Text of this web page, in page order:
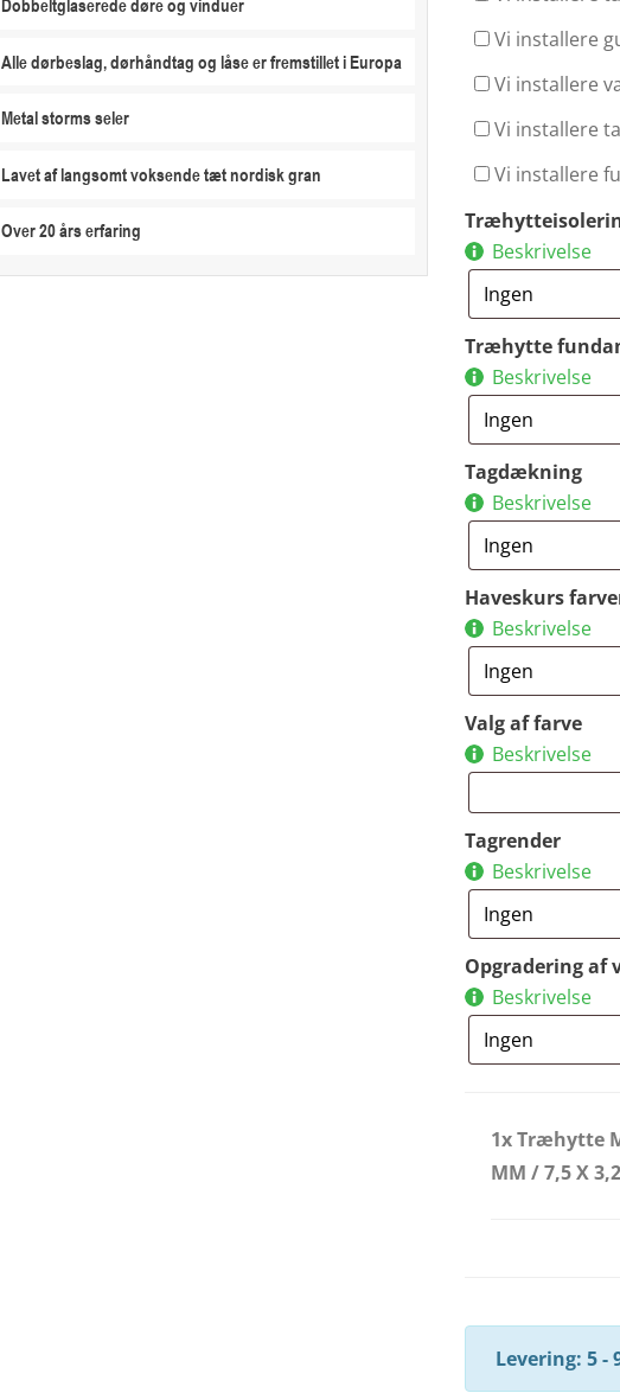
Dobbeltglaserede døre og vinduer
Alle dørbeslag, dørhåndtag og låse er fremstillet i Europa
Metal storms seler
Lavet af langsomt voksende tæt nordisk gran
Over 20 års erfaring
Vi installere
Vi installere
Vi installere
Vi installere
Beskrivelse
Træhytte
Beskrivelse
Tagdækning
Beskrivelse
Haveskurs
Beskrivelse
Valg af farve
Beskrivelse
Tagrender
Beskrivelse
Opgradering af
Beskrivelse
1x Træhytte
MM / 7,5 X
Levering: 5 -